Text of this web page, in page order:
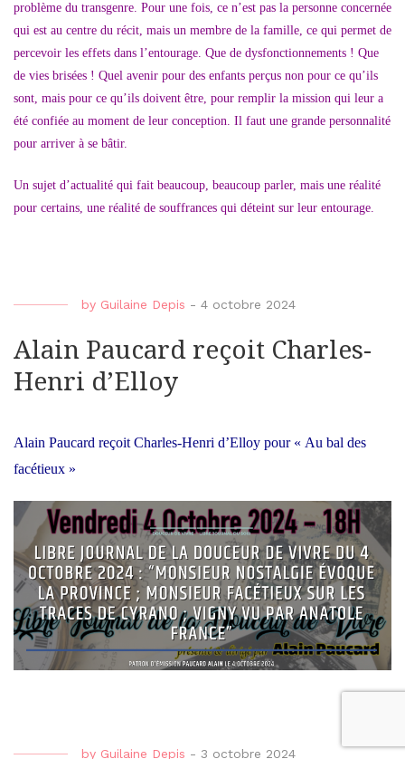
problème du transgenre. Pour une fois, ce n’est pas la personne concernée
qui est au centre du récit, mais un membre de la famille, ce qui permet de
percevoir les effets dans l’entourage. Que de dysfonctionnements ! Que
de vies brisées ! Quel avenir pour des enfants perçus non pour ce qu’ils
sont, mais pour ce qu’ils doivent être, pour remplir la mission qui leur a
été confiée au moment de leur conception. Il faut une grande personnalité
pour arriver à se bâtir.
Un sujet d’actualité qui fait beaucoup, beaucoup parler, mais une réalité
pour certains, une réalité de souffrances qui déteint sur leur entourage.
by Guilaine Depis - 4 octobre 2024
Alain Paucard reçoit Charles-
Henri d’Elloy
Alain Paucard reçoit Charles-Henri d’Elloy pour « Au bal des
facétieux »
by Guilaine Depis - 3 octobre 2024